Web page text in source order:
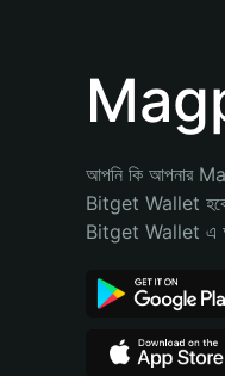
Bahasa Indonesia
Español (Argentina)
আপনি কি আপনার
Bitget Wallet হবে
Bitget Wallet এ